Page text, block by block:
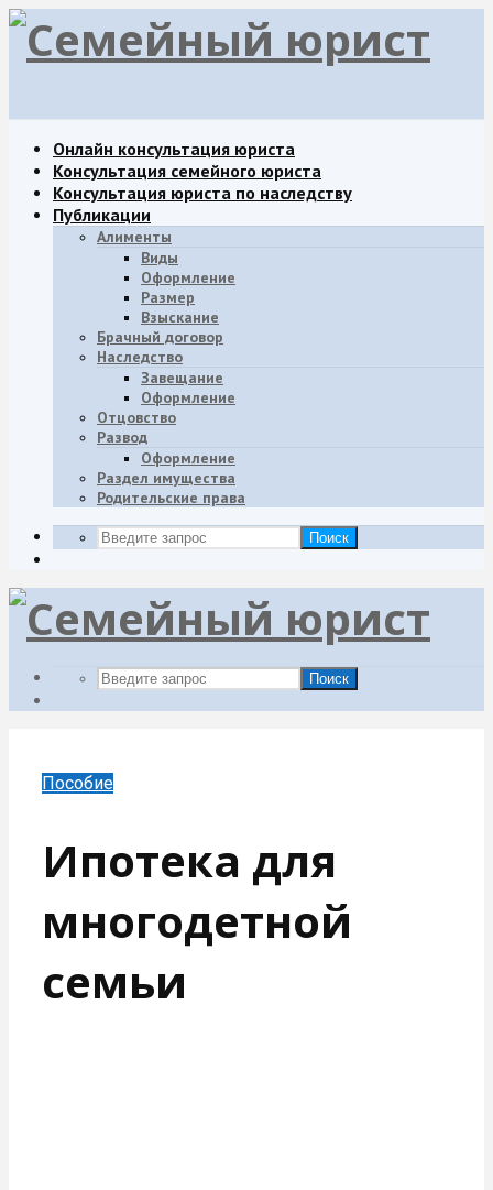
Онлайн консультация юриста
Консультация семейного юриста
Консультация юриста по наследству
Публикации
Алименты
Виды
Оформление
Размер
Взыскание
Брачный договор
Наследство
Завещание
Oформление
Отцовство
Развод
Оформление
Раздел имущества
Родительские права
Поиск
Поиск
Пособие
Ипотека для
многодетной
семьи